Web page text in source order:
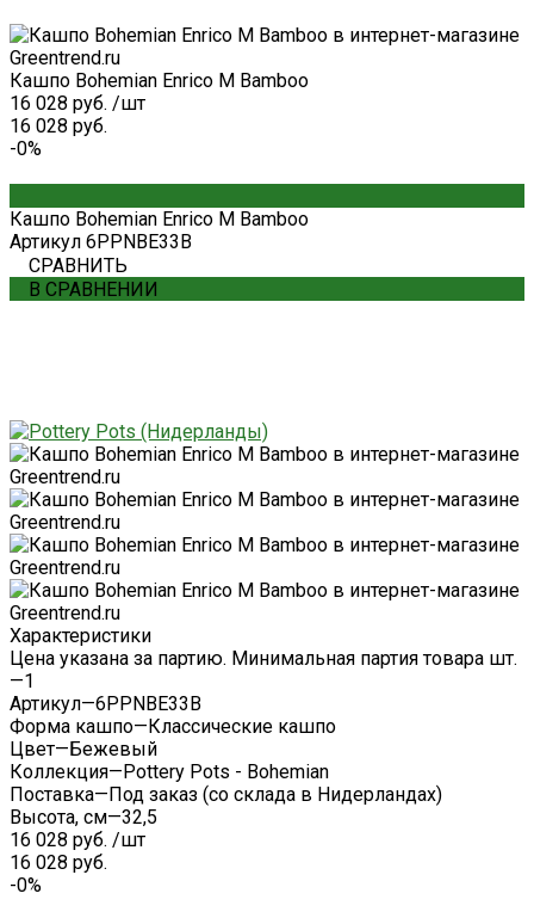
Кашпо Bohemian Enrico M Bamboo
16 028 руб. /шт
16 028 руб.
-0%
Кашпо Bohemian Enrico M Bamboo
Артикул 6PPNBE33B
СРАВНИТЬ
В СРАВНЕНИИ
Характеристики
Цена указана за партию. Минимальная партия товара шт.
—1
Артикул—6PPNBE33B
Форма кашпо—Классические кашпо
Цвет—Бежевый
Коллекция—Pottery Pots - Bohemian
Поставка—Под заказ (со склада в Нидерландах)
Высота, см—32,5
16 028 руб. /шт
16 028 руб.
-0%